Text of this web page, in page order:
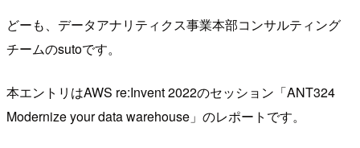
どーも、データアナリティクス事業本部コンサルティング
チームのsutoです。
本エントリはAWS re:Invent 2022のセッション「ANT324
Modernize your data warehouse」のレポートです。